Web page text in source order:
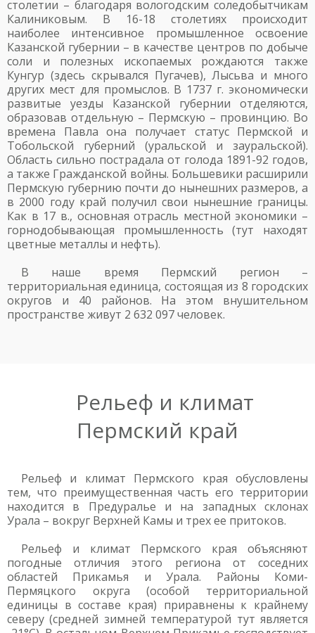
столетии – благодаря вологодским соледобытчикам
Калиниковым. В 16-18 столетиях происходит
наиболее интенсивное промышленное освоение
Казанской губернии – в качестве центров по добыче
соли и полезных ископаемых рождаются также
Кунгур (здесь скрывался Пугачев), Лысьва и много
других мест для промыслов. В 1737 г. экономически
развитые уезды Казанской губернии отделяются,
образовав отдельную – Пермскую – провинцию. Во
времена Павла она получает статус Пермской и
Тобольской губерний (уральской и зауральской).
Область сильно пострадала от голода 1891-92 годов,
а также Гражданской войны. Большевики расширили
Пермскую губернию почти до нынешних размеров, а
в 2000 году край получил свои нынешние границы.
Как в 17 в., основная отрасль местной экономики –
горнодобывающая промышленность (тут находят
цветные металлы и нефть).
В наше время Пермский регион –
территориальная единица, состоящая из 8 городских
округов и 40 районов. На этом внушительном
пространстве живут 2 632 097 человек.
Рельеф и климат
Пермский край
Рельеф и климат Пермского края обусловлены
тем, что преимущественная часть его территории
находится в Предуралье и на западных склонах
Урала – вокруг Верхней Камы и трех ее притоков.
Рельеф и климат Пермского края объясняют
погодные отличия этого региона от соседних
областей Прикамья и Урала. Районы Коми-
Пермяцкого округа (особой территориальной
единицы в составе края) приравнены к крайнему
северу (средней зимней температурой тут является